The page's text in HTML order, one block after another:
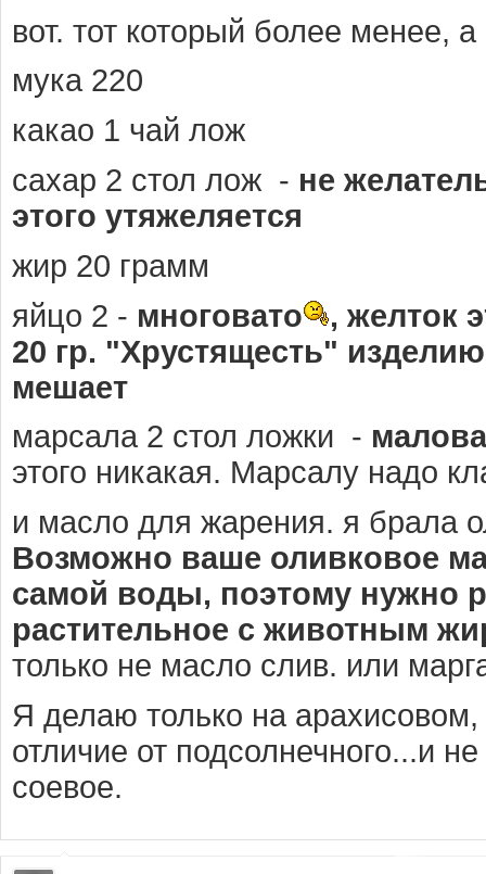
вот. тот который более менее,
мука 220
какао 1 чай лож
сахар 2 стол лож - не
этого утяжеляется
жир 20 грамм
яйцо 2 - многовато
, желток
20 гр. "Хрустящесть"
мешает
марсала 2 стол ложки -
этого никакая. Марсалу надо
и масло для жарения. я брала
Возможно ваше оливковое
самой воды, поэтому нужно
растительное с животным
только не масло слив. или
Я делаю только на арахисовом,
отличие от подсолнечного...и
соевое.